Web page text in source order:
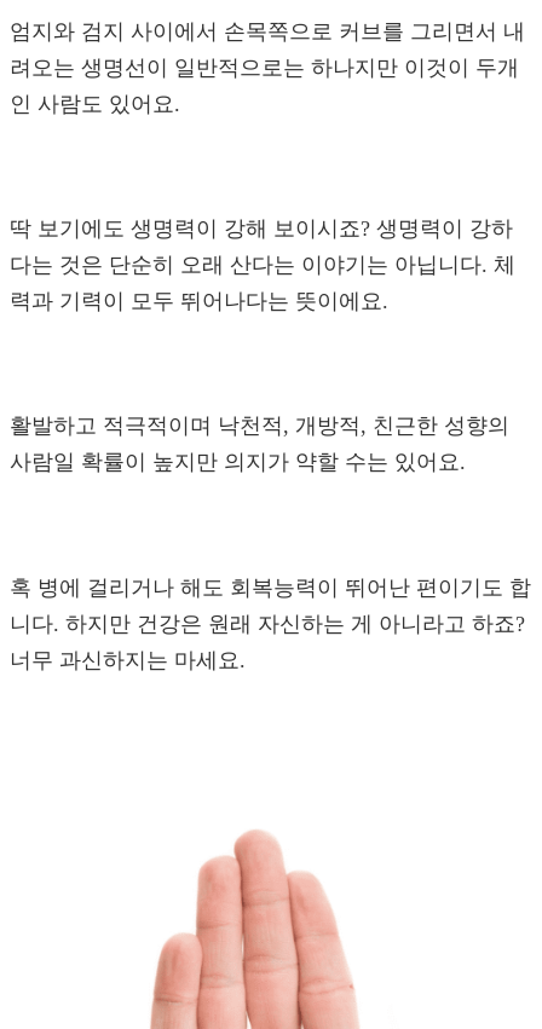
엄지와 검지 사이에서 손목쪽으로 커브를 그리면서 내
려오는 생명선이 일반적으로는 하나지만 이것이 두개
인 사람도 있어요.
딱 보기에도 생명력이 강해 보이시죠? 생명력이 강하
다는 것은 단순히 오래 산다는 이야기는 아닙니다. 체
력과 기력이 모두 뛰어나다는 뜻이에요.
활발하고 적극적이며 낙천적, 개방적, 친근한 성향의
사람일 확률이 높지만 의지가 약할 수는 있어요.
혹 병에 걸리거나 해도 회복능력이 뛰어난 편이기도 합
니다. 하지만 건강은 원래 자신하는 게 아니라고 하죠?
너무 과신하지는 마세요.